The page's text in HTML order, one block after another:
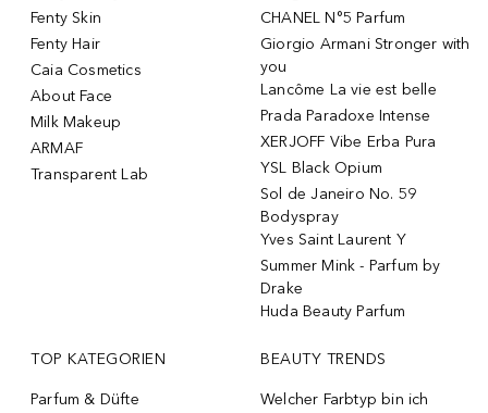
Fenty Skin
Fenty Hair
Caia Cosmetics
About Face
Milk Makeup
ARMAF
Transparent Lab
CHANEL N°5 Parfum
Giorgio Armani Stronger with
you
Lancôme La vie est belle
Prada Paradoxe Intense
XERJOFF Vibe Erba Pura
YSL Black Opium
Sol de Janeiro No. 59
Bodyspray
Yves Saint Laurent Y
Summer Mink - Parfum by
Drake
Huda Beauty Parfum
TOP KATEGORIEN
Parfum & Düfte
BEAUTY TRENDS
Welcher Farbtyp bin ich